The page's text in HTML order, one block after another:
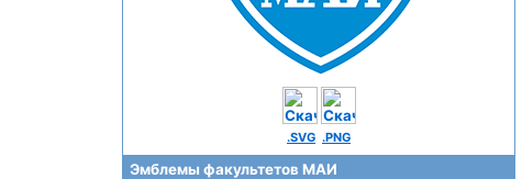
.SVG .PNG
Эмблемы факультетов МАИ